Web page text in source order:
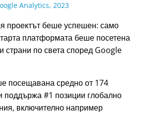
Analytics, 2023
проектът беше успешен: само
платформата беше посетена
страни по света според Google
посещавана средно от 174
поддържа #1 позиции глобално
включително например